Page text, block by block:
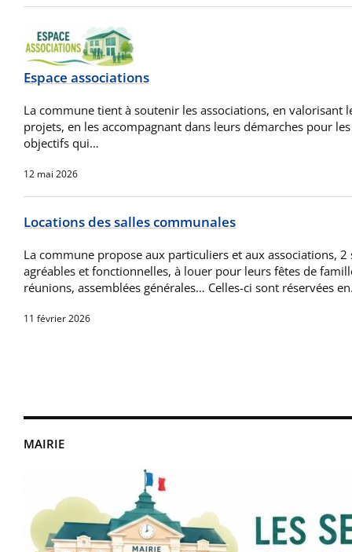
MAIRIE
Espace associations
La commune tient à soutenir les associations, en valorisant
projets, en les accompagnant dans leurs démarches pour
objectifs qui…
12 mai 2026
Locations des salles communales
La commune propose aux particuliers et aux associations, 2
agréables et fonctionnelles, à louer pour leurs fêtes de
réunions, assemblées générales… Celles-ci sont réservées
11 février 2026